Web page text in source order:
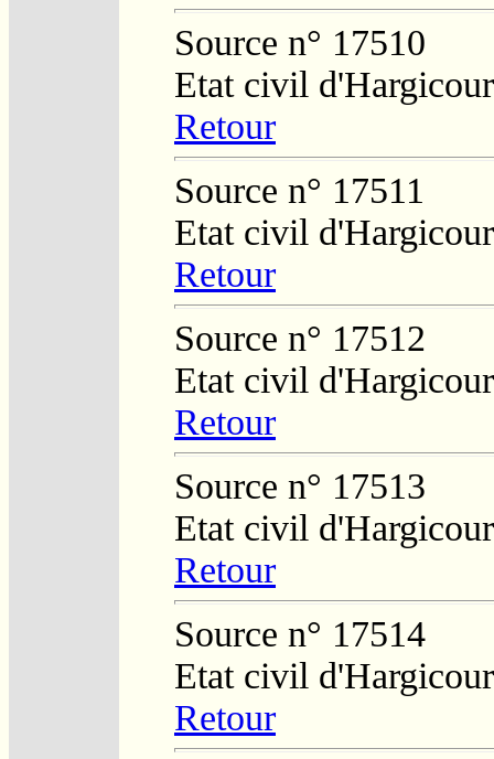
Source n° 17510
Etat civil
Retour
Source n° 17511
Etat civil
Retour
Source n° 17512
Etat civil
Retour
Source n° 17513
Etat civil
Retour
Source n° 17514
Etat civil
Retour